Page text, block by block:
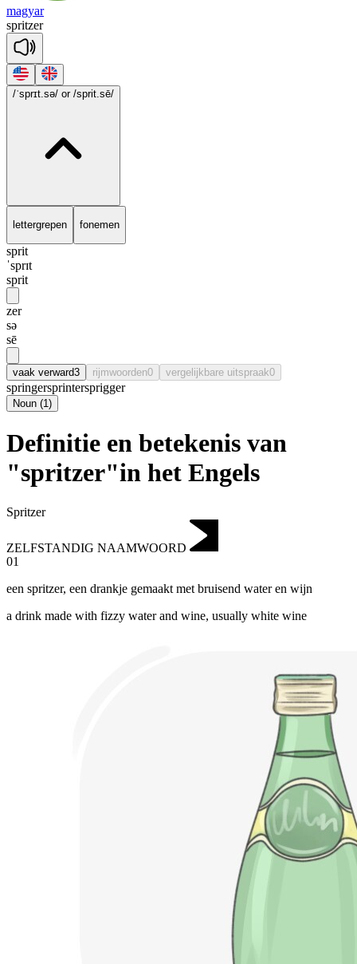
magyar
spritzer
/ˈsprɪt.sə/ or /sprit.sē/
lettergrepen fonemen
sprit
ˈsprɪt
sprit
zer
sə
sē
vaak verward3 rijmwoorden0 vergelijkbare uitspraak0
springersprintersprigger
Noun (1)
Definitie en betekenis van
"spritzer"in het Engels
Spritzer
ZELFSTANDIG NAAMWOORD
01
een spritzer, een drankje gemaakt met bruisend water en wijn
a drink made with fizzy water and wine, usually white wine